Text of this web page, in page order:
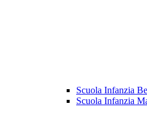
Scuola Infanzia
Scuola Infanzia